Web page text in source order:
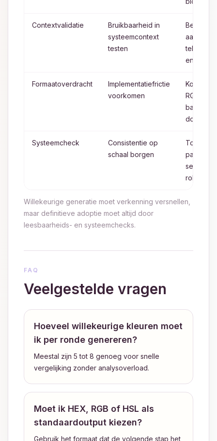
Contextvalidatie
Bruikbaarheid in
systeemcontext
testen
tekst,
en
Formaatoverdracht
Implementatiefrictie
voorkomen
Kopieer
RGB of
basis van
Systeemcheck
Consistentie op
schaal borgen
Toets aan
rollen
Willekeurige generatie moet verkenning versnellen,
maar definitieve adoptie moet altijd door
leesbaarheids- en systeemchecks.
FAQ
Veelgestelde vragen
Hoeveel willekeurige kleuren moet
ik per ronde genereren?
Meestal zijn 5 tot 8 genoeg voor snelle
vergelijking zonder analysoverload.
Moet ik HEX, RGB of HSL als
standaardoutput kiezen?
Gebruik het formaat dat de volgende stap het